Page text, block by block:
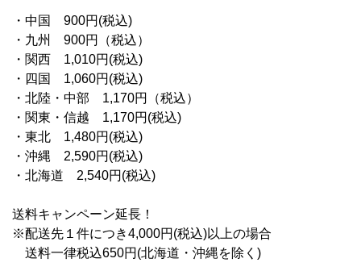
・中国 900円(税込)
・九州 900円（税込）
・関西 1,010円(税込)
・四国 1,060円(税込)
・北陸・中部 1,170円（税込）
・関東・信越 1,170円(税込)
・東北 1,480円(税込)
・沖縄 2,590円(税込)
・北海道 2,540円(税込)
送料キャンペーン延長！
※配送先１件につき4,000円(税込)以上の場合
送料一律税込650円(北海道・沖縄を除く)